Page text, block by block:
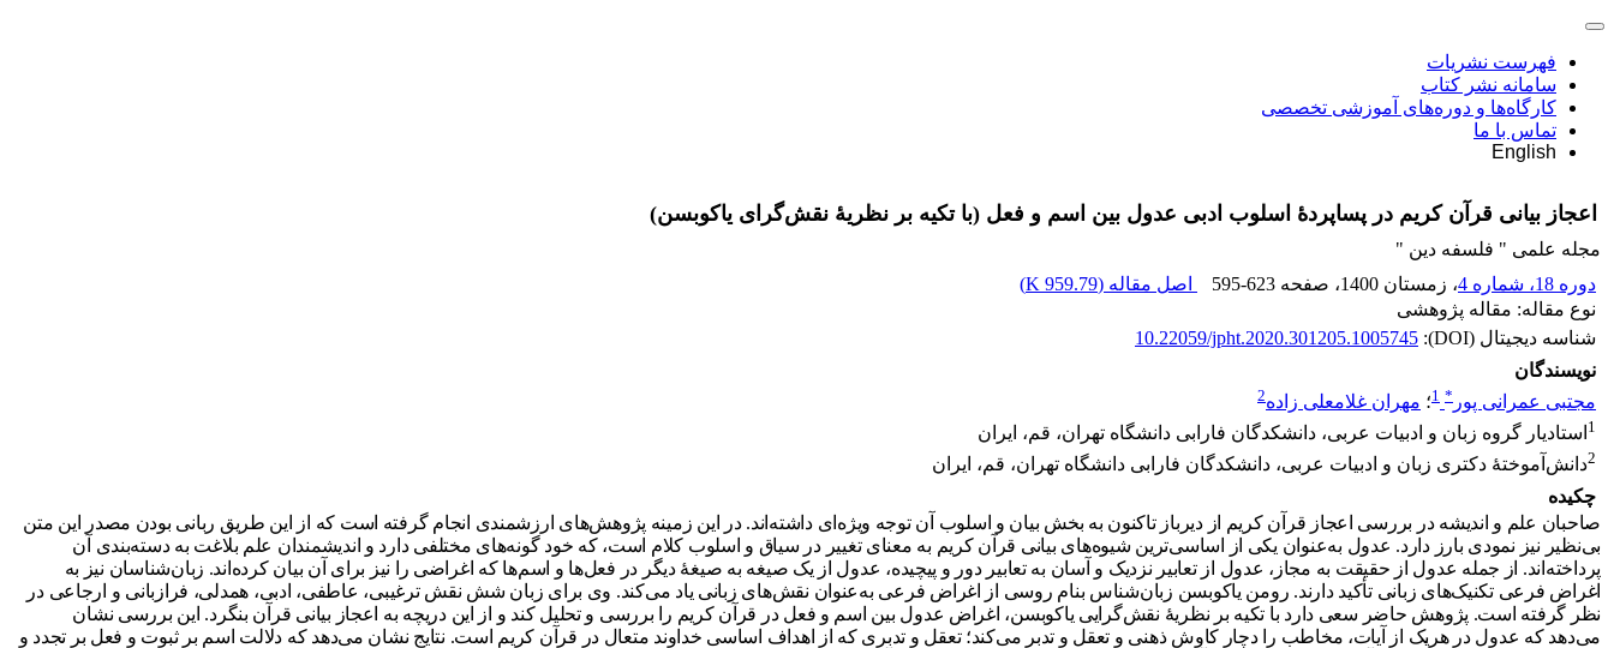
فهرست نشریات
سامانه نشر کتاب
کارگاه‌ها و دوره‌های آموزشی تخصصی
تماس با ما
English
اعجاز بیانی قرآن کریم در پساپردۀ اسلوب ادبی عدول بین اسم و فعل (با تکیه بر نظریۀ نقش‌گرای یاکوبسن)
مجله علمی " فلسفه دین "
دوره 18، شماره 4
، زمستان 1400 ، صفحه 595-623 اصل مقاله (959.79 K
)
نوع مقاله: مقاله پژوهشی
شناسه دیجیتال (DOI):
10.22059/jpht.2020.301205.1005745
نویسندگان
مجتبی عمرانی پور *
1؛ مهران غلامعلی زاده2
1 استادیار گروه زبان و ادبیات عربی، دانشکدگان فارابی دانشگاه تهران، قم، ایران
2دانش‌آموختۀ دکتری زبان و ادبیات عربی، دانشکدگان فارابی دانشگاه تهران، قم، ایران
چکیده
صاحبان علم و اندیشه در بررسی اعجاز قرآن کریم از دیرباز تاکنون به بخش بیان و اسلوب آن توجه ویژه‌ای داشته‌اند. در این زمینه پژوهش‌های ارزشمندی انجام گرفته است که از این طریق ربانی بودن مصدر این متن
بی‌نظیر نیز نمودی بارز دارد. عدول به‌عنوان یکی از اساسی‌ترین شیوه‌های بیانی قرآن کریم به معنای تغییر در سیاق و اسلوب کلام است، که خود گونه‌های مختلفی دارد و اندیشمندان علم بلاغت به دسته‌بندی آن
پرداخته‌اند. از جمله عدول از حقیقت به مجاز، عدول از تعابیر نزدیک و آسان به تعابیر دور و پیچیده، عدول از یک صیغه به صیغۀ دیگر در فعل‌ها و اسم‌ها که اغراضی را نیز برای آن بیان کرده‌اند. زبان‌شناسان نیز به
اغراض فرعی تکنیک‌های زبانی تأکید دارند. رومن یاکوبسن زبان‌شناس بنام روسی از اغراض فرعی به‌عنوان نقش‌های زبانی یاد می‌کند. وی برای زبان شش نقش ترغیبی، عاطفی، ادبی، همدلی، فرازبانی و ارجاعی در
نظر گرفته است. پژوهش حاضر سعی دارد با تکیه بر نظریۀ نقش‌گرایی یاکوبسن، اغراض عدول بین اسم و فعل در قرآن کریم را بررسی و تحلیل کند و از این دریچه به اعجاز بیانی قرآن بنگرد. این بررسی نشان
می‌دهد که عدول در هریک از آیات، مخاطب را دچار کاوش ذهنی و تعقل و تدبر می‌کند؛ تعقل و تدبری که از اهداف اساسی خداوند متعال در قرآن کریم است. نتایج نشان می‌دهد که دلالت اسم بر ثبوت و فعل بر تجدد و